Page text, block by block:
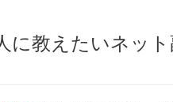
に教えたいネッ